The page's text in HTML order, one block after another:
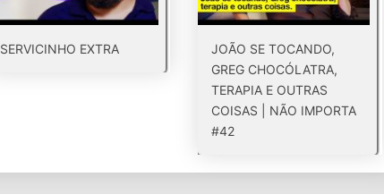
SERVICINHO EXTRA
JOÃO SE TOCANDO,
GREG CHOCÓLATRA,
TERAPIA E OUTRAS
COISAS | NÃO IMPORTA
#42